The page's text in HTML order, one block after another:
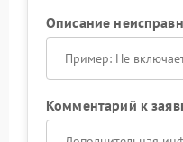
Описание
Комментарий к